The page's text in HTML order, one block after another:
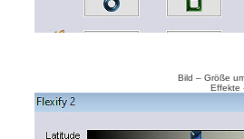
Bild – Größe
Effekte